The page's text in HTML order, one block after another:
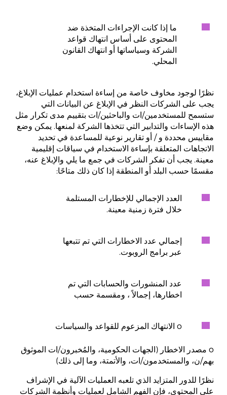
ما إذا كانت الإجراءات المتخذة ضد
المحتوى على أساس انتهاك قواعد
الشركة وسياساتها أو انتهاك القانون
المحلي.
نظرًا لوجود مخاوف خاصة من إساءة استخدام عمليات الإبلاغ،
يجب على الشركات النظر في الإبلاغ عن البيانات التي
ستسمح للمستخدمين/ات والباحثين/ات بتقييم مدى تكرار مثل
هذه الإساءات والتدابير التي تتخذها الشركة لمنعها. يمكن وضع
مقاييس محددة و / أو تقارير نوعية للمساعدة في تحديد
الاتجاهات المتعلقة بإساءة الاستخدام في سياقات إقليمية
معينة. يجب أن تفكر الشركات في جمع ما يلي والإبلاغ عنه،
مقسمًا حسب البلد أو المنطقة إذا كان ذلك متاحًا:
العدد الإجمالي للإخطارات المستلمة
خلال فترة زمنية معينة.
إجمالي عدد الاخطارات التي تم تتبعها
عبر برامج الروبوت.
عدد المنشورات والحسابات التي تم
اخطارها، إجمالاً ، ومقسمة حسب
o الانتهاك المزعوم للقواعد والسياسات
o مصدر الاخطار (الجهات الحكومية، والمُخبرون/ات الموثوق
بهم/ن، والمستخدمون/ات، والأتمتة، وما إلى ذلك)
نظرًا للدور المتزايد الذي تلعبه العمليات الآلية في الإشراف
على المحتوى، فإن الفهم الشامل لعمليات وأنظمة الشركات